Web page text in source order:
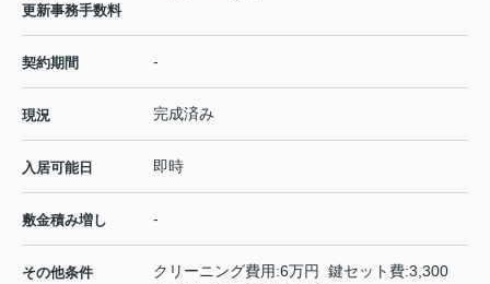
更新事務手数料
契約期間 -
現況 完成済み
入居可能日 即時
敷金積み増し -
その他条件
クリーニング費用:6万円 鍵セット費:3,300